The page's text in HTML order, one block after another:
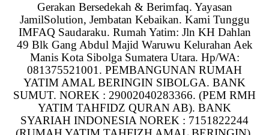
Gerakan Bersedekah & Berimfaq. Yayasan
JamilSolution, Jembatan Kebaikan. Kami Tunggu
IMFAQ Saudaraku. Rumah Yatim: Jln KH Dahlan
49 Blk Gang Abdul Majid Waruwu Kelurahan Aek
Manis Kota Sibolga Sumatera Utara. Hp/WA:
081375521001. PEMBANGUNAN RUMAH
YATIM AMAL BERINGIN SIBOLGA. BANK
SUMUT. NOREK : 29002040283366. (PEM RMH
YATIM TAHFIDZ QURAN AB). BANK
SYARIAH INDONESIA NOREK : 7151822244